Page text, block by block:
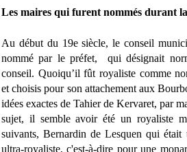
Les maires qui furent nommés durant
Au début du 19e siècle, le conseil
nommé par le préfet, qui désignait
conseil. Quoiqu’il fût royaliste comme
et choisis pour son attachement aux
idées exactes de Tahier de Kervaret, par
sujet, il semble avoir été un royaliste
suivants, Bernardin de Lesquen qui était
ultra-royaliste, c'est-à-dire pour une